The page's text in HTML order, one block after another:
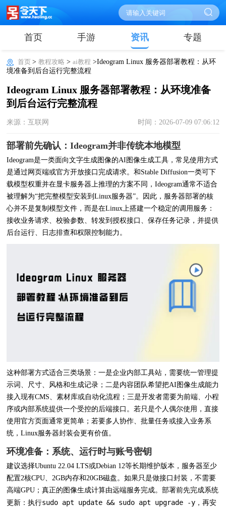
首页 手游 资讯 专题
首页>教程攻略 >ai教程 >Ideogram Linux 服务器部署教程：从环
境准备到后台运行完整流程
Ideogram Linux 服务器部署教程：从环境准备
到后台运行完整流程
来源：互联网 时间：2026-07-09 07:06:12
部署前先确认：Ideogram并非传统本地模型
Ideogram是一类面向文字生成图像的AI图像生成工具，常见使用方式
是通过网页端或官方开放接口完成请求。和Stable Diffusion一类可下
载模型权重并在显卡服务器上推理的方案不同，Ideogram通常不适合
被理解为“把完整模型安装到Linux服务器”。因此，服务器部署的核
心并不是复制模型文件，而是在Linux上搭建一个稳定的调用服务：
接收业务请求、校验参数、转发到授权接口、保存任务记录，并提供
后台运行、日志排查和权限控制能力。
这种部署方式适合三类场景：一是企业内部工具站，需要统一管理提
示词、尺寸、风格和生成记录；二是内容团队希望把AI图像生成能力
接入现有CMS、素材库或自动化流程；三是开发者需要为前端、小程
序或内部系统提供一个受控的后端接口。若只是个人偶尔使用，直接
使用官方页面通常更简单；若要多人协作、批量任务或接入业务系
统，Linux服务器封装会更有价值。
环境准备：系统、运行时与账号密钥
建议选择Ubuntu 22.04 LTS或Debian 12等长期维护版本，服务器至少
配置2核CPU、2GB内存和20GB磁盘。如果只是做接口封装，不需要
高端GPU；真正的图像生成计算由远端服务完成。部署前先完成系统
更新：执行sudo apt update && sudo apt upgrade -y ，再安